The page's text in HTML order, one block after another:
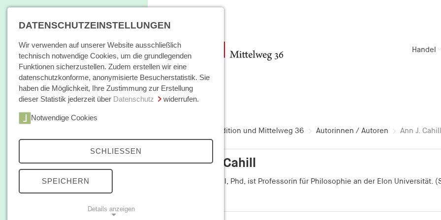
Home
Bücher / E-Books
Handel
Hamburger Edition und Mittelweg 36 Autorinnen / Autoren Ann J. Cahill
Ann J. Cahill
Ann J. Cahill, Phd, ist Professorin für Philosophie an der Elon Universität.
DATENSCHUTZEINSTELLUNGEN
Wir verwenden auf unserer Website ausschließlich
technisch notwendige Cookies, um die grundlegenden
Funktionen sicherzustellen. Zudem erstellen wir eine
datenschutzkonforme, anonymisierte Besucherstatistik. Sie
haben die Möglichkeit, Ihre Zustimmung zur Erstellung
dieser Statistik jederzeit über Datenschutz widerrufen.
Notwendige Cookies
SCHLIESSEN
SPEICHERN
Details anzeigen